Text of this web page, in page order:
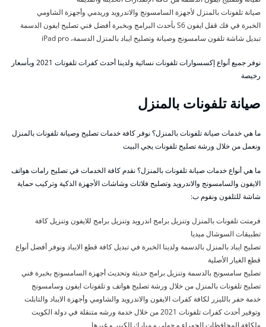
صيانة تلفونات بالمنزل لأجهزة السامسونج والاندرويد وريدمي وأجهزة الشاومي
الخبرة في فك قفل ايفون S6 بأحدث البرامج وبخبرة أفضل فني تصليح ايفون الدسمة
تبديل شاشة تلفون سامسونج وصيانة وتصليح ايباد بالمنزل الدسمة، iPad pro
نوفر جميع أنواع إكسسوارات تلفونات نسائية ولدينا أحدث كفرات تلفونات 2021 وبأسعار
رخيصة
صيانة تلفونات بالمنزل
ما هي خدمات صيانة تلفونات بالمنزل؟ نوفر كافة خدمات تصليح وصيانة تلفونات بالمنزل
ونعمل من خلال ورشة تصليح تلفونات يجي البيت
ما هي أنواع خدمات صيانة تلفونات بالمنزل؟ نقدم كافة الخدمات في تصليح رامات هواتف
الايفون والسامسونج والاندرويد وتصليح فلاتات وشاشات الأجهزة الذكية وتركيب حماية
شاشة للتلفون ونقوم ب:
فرمتت تلفونات بالمنزل وتنزيل برامج اندرويد وتنزيل برامج للايفون وتنزيل كافة
تطبيقات السوشال ميديا
تصليح ايباد بالمنزل بالدسمة ولدينا الخبرة في تبديل كافة قطع الايباد ونوفر أفضل أنواع
قطع الغيار الأصلية
تصليح سامسونج بالدسمة وتنزيل برامج حديثة وتحديث أجهزة السامسونج بخبرة فني
تصليح تلفونات بالمنزل من خلال ورشة تصليح هواتف و تلفونات ايفون وسامسونج
خدمة حفر بالليزر لكافة كفرات الايفون والاندرويد والشاومي وأجهزة الايباد والتابلت
وتوفير أحدث كفرات تلفونات 2021 من خلال خدمة ورشه متنقلة في دولة الكويت
ولكافة المحافظات الجهراء و حولي و مبارك الكبير و غيرها